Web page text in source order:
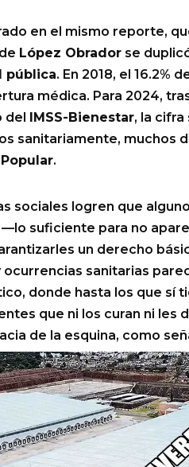
en el mismo reporte,
López Obrador se
pública. En 2018, el 16.2%
médica. Para 2024,
del IMSS-Bienestar, la cifra
sanitariamente, muchos
.
sociales logren que
suficiente para no
un derecho
sanitarias
donde hasta los que sí
que ni los curan ni les
de la esquina, como